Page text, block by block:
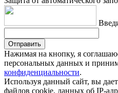
Отправить
Нажимая на кнопку, я
персональных данных и
конфиденциальности.
Используя данный сайт, вы
файлов cookie, данных об IP-